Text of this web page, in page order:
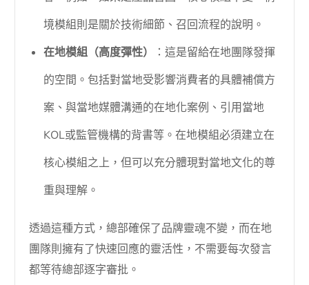
境模組則是關於技術細節、召回流程的說明。
在地模組（高度彈性）
：這是留給在地團隊發揮
的空間。包括對當地受影響消費者的具體補償方
案、與當地媒體溝通的在地化案例、引用當地
KOL或監管機構的背書等。在地模組必須建立在
核心模組之上，但可以充分體現對當地文化的尊
重與理解。
透過這種方式，總部確保了品牌靈魂不變，而在地
團隊則擁有了快速回應的靈活性，不需要每次發言
都等待總部逐字審批。